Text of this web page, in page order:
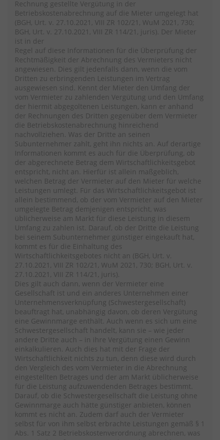
Rechnung gestellte Vergütung in der
Betriebskostenabrechnung auf die Mieter umgelegt hat
(BGH, Urt. v. 27.10.2021, VIII ZR 102/21, WuM 2021, 730;
BGH, Urt. v. 27.10.2021, VIII ZR 114/21, juris). Der Mieter
ist in der
Regel auf diese Informationen für die Überprüfung der
Rechtmäßigkeit der Abrechnung des Vermieters nicht
angewiesen. Dies gilt jedenfalls dann, wenn die vom
Dritten zu erbringenden Leistungen im Vertrag
ausgewiesen sind. Kennt der Mieter den Umfang der
vom Vermieter zu zahlenden Vergütung und den Umfang
der hiermit abgegoltenen Leistungen, kann er anhand
der Rechnungen des Dritten gegenüber dem Vermieter
die Betriebskostenabrechnung hinreichend
nachvollziehen. Was der Dritte an seinen
Subunternehmer zahlt, geht ihn nichts an. Auf derartige
Informationen kommt es auch für die Überprüfung, ob
der abgerechnete Betrag dem Wirtschaftlichkeitsgebot
entspricht, nicht an. Hierfür ist allein maßgeblich,
welchen Betrag der Vermieter auf den Mieter für welche
Leistungen umlegt. Für das Wirtschaftlichkeitsgebot ist
allein bestimmend, ob der vom Vermieter auf den Mieter
umgelegte Betrag demjenigen entspricht, was
üblicherweise am Markt für diese Leistung in diesem
Umfang zu zahlen ist. Darauf, ob der Dritte die Leistung
bei seinem Subunternehmer günstiger eingekauft hat,
kommt es für die Einhaltung des
Wirtschaftlichkeitsgebotes nicht an (BGH, Urt. v.
27.10.2021, VIII ZR 102/21, WuM 2021, 730; BGH, Urt. v.
27.10.2021, VIII ZR 114/21, juris).
Dies gilt auch dann, wenn der Vermieter eine
Gesellschaft ist und ein anderes Unternehmen einer
Unternehmensverknüpfung (Schwestergesellschaft)
beauftragt hat, unabhängig davon, ob deren Vergütung
eine Gewinnmarge enthält. Auch wenn es sich um eine
Schwestergesellschaft handelt, kann sie – wie jeder
andere Dritte auch – in ihre Vergütung einen Gewinn
einkalkulieren. Auch dies hat mit der Frage der
Wirtschaftlichkeit nichts zu tun, denn diese wird durch
den Vergleich des vom Vermieter in die Abrechnung
eingestellten Betrages und der am Markt üblicherweise
für die Leistung aufzuwendenden Betrages bestimmt.
Darauf, ob die Schwestergesellschaft die Leistung ohne
Gewinnmarge auch hätte günstiger anbieten, können
kommt es nicht an. Zudem darf auch der Vermieter
selbst für von ihm selbst erbrachte Leistungen gemäß § 1
Abs. 1 Satz 2 Betriebskostenverordnung abrechnen, was